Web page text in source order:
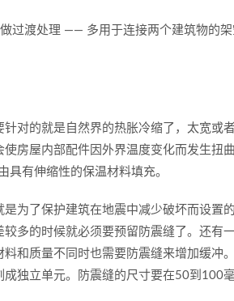
渡处理 —— 多用于连接两个建筑物的架
的就是自然界的热胀冷缩了，太宽或
房屋内部配件因外界温度变化而发生扭
具有伸缩性的保温材料填充。
了保护建筑在地震中减少破坏而设置
多的时候就必须要预留防震缝了。还有
和质量不同时也需要防震缝来增加缓冲
独立单元。防震缝的尺寸要在50到100毫